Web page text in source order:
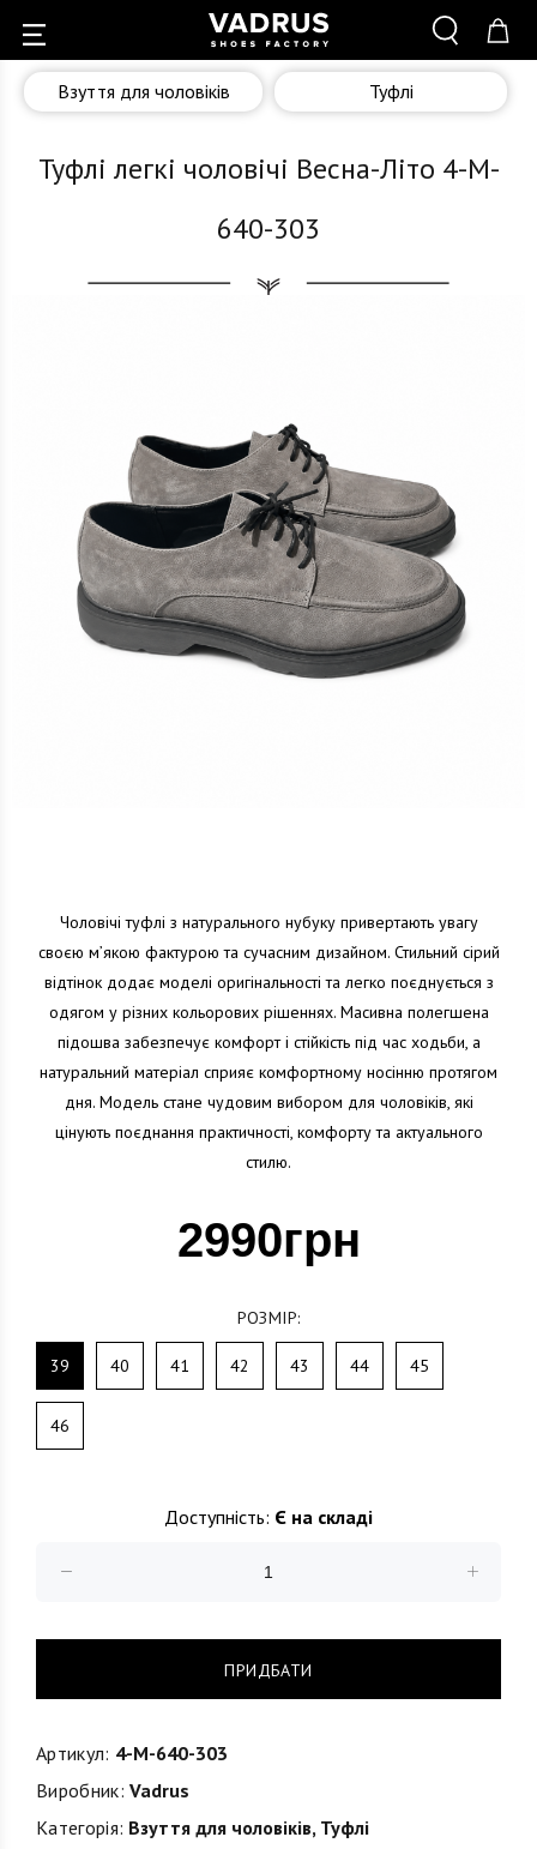
Взуття для чоловіків Туфлі
Туфлі легкі чоловічі Весна-Літо 4-M-
640-303
Чоловічі туфлі з натурального нубуку привертають увагу
своєю м’якою фактурою та сучасним дизайном. Стильний сірий
відтінок додає моделі оригінальності та легко поєднується з
одягом у різних кольорових рішеннях. Масивна полегшена
підошва забезпечує комфорт і стійкість під час ходьби, а
натуральний матеріал сприяє комфортному носінню протягом
дня. Модель стане чудовим вибором для чоловіків, які
цінують поєднання практичності, комфорту та актуального
стилю.
2990грн
РОЗМІР:
39 40 41 42 43 44 45
46
Доступність: Є на складі
ПРИДБАТИ
Артикул: 4-M-640-303
Виробник: Vadrus
Категорія: Взуття для чоловіків, Туфлі